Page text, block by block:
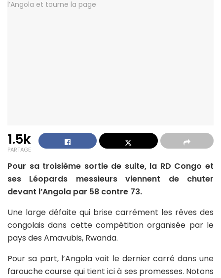
1.5k
PARTAGE
Pour sa troisième sortie de suite, la RD Congo et
ses Léopards messieurs viennent de chuter
devant l’Angola par 58 contre 73.
Une large défaite qui brise carrément les rêves des
congolais dans cette compétition organisée par le
pays des Amavubis, Rwanda.
Pour sa part, l’Angola voit le dernier carré dans une
farouche course qui tient ici à ses promesses. Notons